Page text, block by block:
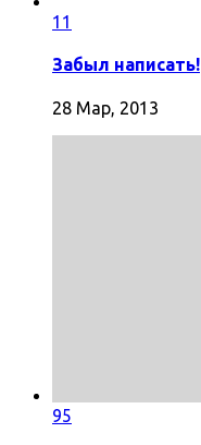
11
Забыл написать!
28 Мар, 2013
95